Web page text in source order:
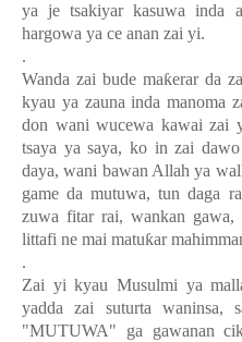
ya je tsakiyar kasuwa inda
hargowa ya ce anan zai yi.
.
Wanda zai bude maƙerar da
kyau ya zauna inda manoma
don wani wucewa kawai zai
tsaya ya saya, ko in zai
daya, wani bawan Allah ya
game da mutuwa, tun daga
zuwa fitar rai, wankan gawa,
littafi ne mai matuƙar
.
Zai yi kyau Musulmi ya
yadda zai suturta
"MUTUWA" ga gawanan